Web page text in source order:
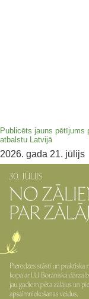
Publicēts jauns pētījums
atbalstu Latvijā
2026. gada 21. jūlijs